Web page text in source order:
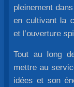
pleinement
en cultivant la
et l’ouverture
Tout au long
mettre au
idées et son